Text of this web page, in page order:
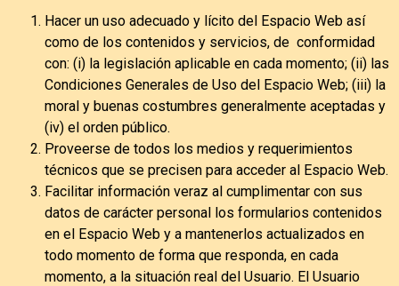
Hacer un uso adecuado y lícito del Espacio Web así
como de los contenidos y servicios, de conformidad
con: (i) la legislación aplicable en cada momento; (ii) las
Condiciones Generales de Uso del Espacio Web; (iii) la
moral y buenas costumbres generalmente aceptadas y
(iv) el orden público.
Proveerse de todos los medios y requerimientos
técnicos que se precisen para acceder al Espacio Web.
Facilitar información veraz al cumplimentar con sus
datos de carácter personal los formularios contenidos
en el Espacio Web y a mantenerlos actualizados en
todo momento de forma que responda, en cada
momento, a la situación real del Usuario. El Usuario